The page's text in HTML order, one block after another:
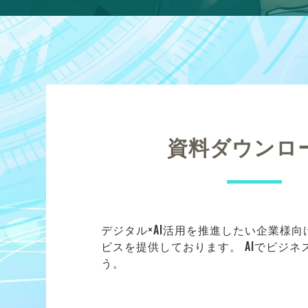
資料ダウンロ
デジタル×AI活用を推進したい企業様
ビスを提供しております。 AIでビジネ
う。